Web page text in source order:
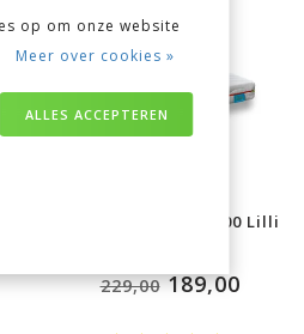
Kindermatras 90x200 Lilli
229,00189,00
op om onze website
Meer over cookies »
ALLES ACCEPTEREN